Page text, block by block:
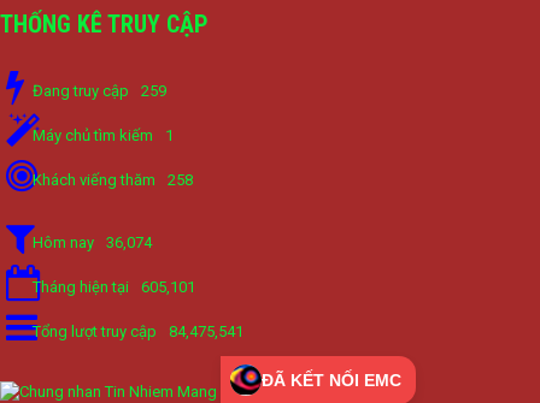
THỐNG KÊ TRUY CẬP
Đang truy cập 259
Máy chủ tìm kiếm 1
Khách viếng thăm 258
Hôm nay 36,074
Tháng hiện tại 605,101
Tổng lượt truy cập 84,475,541
ĐÃ KẾT NỐI EMC